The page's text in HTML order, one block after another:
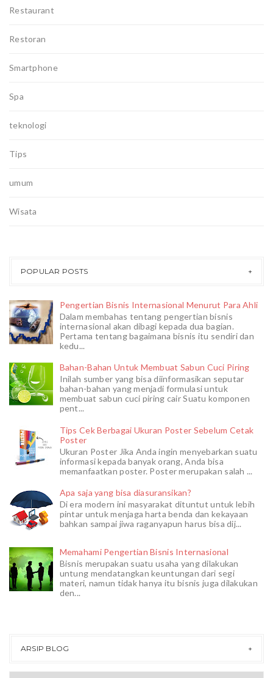
Restaurant
Restoran
Smartphone
Spa
teknologi
Tips
umum
Wisata
POPULAR POSTS
Pengertian Bisnis Internasional Menurut Para Ahli
Dalam membahas tentang pengertian bisnis
internasional akan dibagi kepada dua bagian.
Pertama tentang bagaimana bisnis itu sendiri dan
kedu...
Bahan-Bahan Untuk Membuat Sabun Cuci Piring
Inilah sumber yang bisa diinformasikan seputar
bahan-bahan yang menjadi formulasi untuk
membuat sabun cuci piring cair Suatu komponen
pent...
Tips Cek Berbagai Ukuran Poster Sebelum Cetak
Poster
Ukuran Poster Jika Anda ingin menyebarkan suatu
informasi kepada banyak orang, Anda bisa
memanfaatkan poster. Poster merupakan salah ...
Apa saja yang bisa diasuransikan?
Di era modern ini masyarakat dituntut untuk lebih
pintar untuk menjaga harta benda dan kekayaan
bahkan sampai jiwa raganyapun harus bisa dij...
Memahami Pengertian Bisnis Internasional
Bisnis merupakan suatu usaha yang dilakukan
untung mendatangkan keuntungan dari segi
materi, namun tidak hanya itu bisnis juga dilakukan
den...
ARSIP BLOG